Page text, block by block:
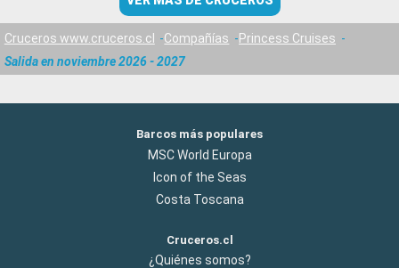
Cruceros www.cruceros.cl Compañías
Princess Cruises
Salida en noviembre 2026 - 2027
Barcos más populares
MSC World Europa
Icon of the Seas
Costa Toscana
Cruceros.cl
¿Quiénes somos?